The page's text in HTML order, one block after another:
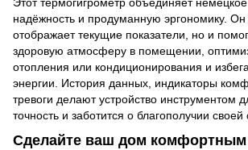
надёжность и продуманную эргономику. Он
отображает текущие показатели, но и
здоровую атмосферу в помещении,
отопления или кондиционирования и
энергии. История данных, индикаторы
тревоги делают устройство инструментом
точность и заботится о благополучии своей
Сделайте ваш дом комфортным